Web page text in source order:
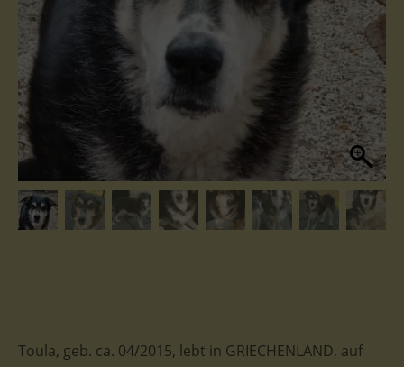
Toula, geb. ca. 04/2015, lebt in GRIECHENLAND, auf